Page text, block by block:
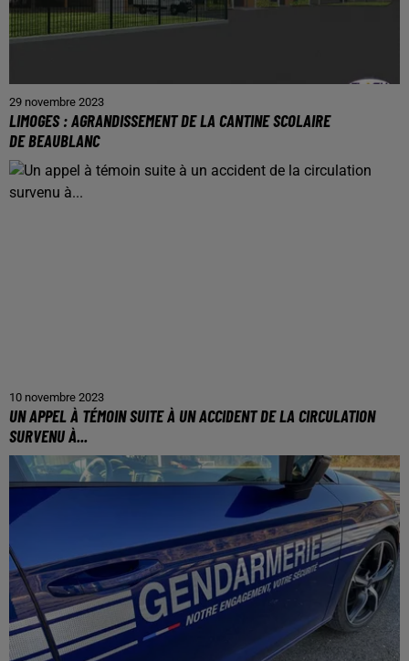
29 novembre 2023
LIMOGES : AGRANDISSEMENT DE LA CANTINE SCOLAIRE
DE BEAUBLANC
10 novembre 2023
UN APPEL À TÉMOIN SUITE À UN ACCIDENT DE LA CIRCULATION
SURVENU À...